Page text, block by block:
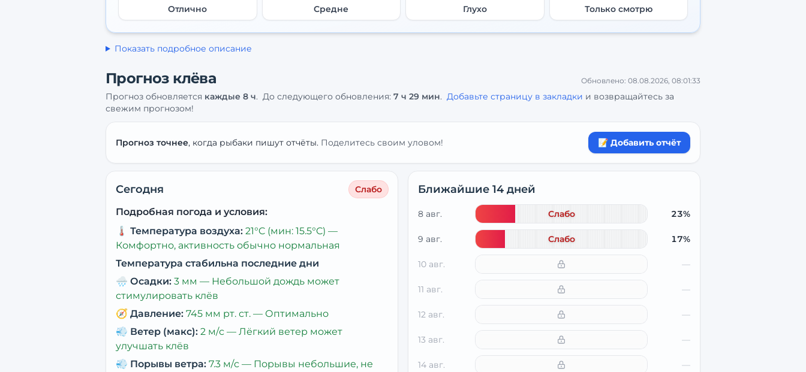
Отлично Средне Глухо Только смотрю
Показать подробное описание
Прогноз клёва Обновлено: 08.08.2026, 08:01:33
Прогноз обновляется каждые 8 ч. До следующего обновления: 7 ч 29 мин. Добавьте страницу в закладки и возвращайтесь за
свежим прогнозом!
Прогноз точнее, когда рыбаки пишут отчёты. Поделитесь своим уловом! 📝 Добавить отчёт
Сегодня Слабо
Подробная погода и условия:
🌡️ Температура воздуха: 21°C (мин: 15.5°C) —
Комфортно, активность обычно нормальная
Температура стабильна последние дни
🌧️ Осадки: 3 мм — Небольшой дождь может
стимулировать клёв
🧭 Давление: 745 мм рт. ст. — Оптимально
💨 Ветер (макс): 2 м/с — Лёгкий ветер может
улучшать клёв
💨 Порывы ветра: 7.3 м/с — Порывы небольшие, не
Ближайшие 14 дней
8 авг. Слабо 23%
9 авг. Слабо 17%
10 авг. —
11 авг. —
12 авг. —
13 авг. —
14 авг. —